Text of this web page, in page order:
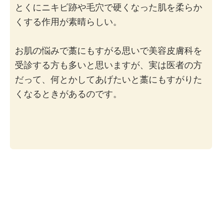
とくにニキビ跡や毛穴で硬くなった肌を柔らか
くする作用が素晴らしい。
お肌の悩みで藁にもすがる思いで美容皮膚科を
受診する方も多いと思いますが、実は医者の方
だって、何とかしてあげたいと藁にもすがりた
くなるときがあるのです。